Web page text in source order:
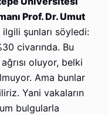
Prof. Dr. Umut
ilgili şunları söyledi:
civarında. Bu
oluyor, belki
Ama bunlar
Yani vakaların
bulgularla